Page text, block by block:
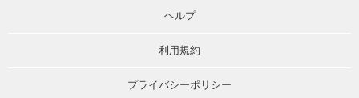
ヘルプ
利用規約
プライバシーポリシー